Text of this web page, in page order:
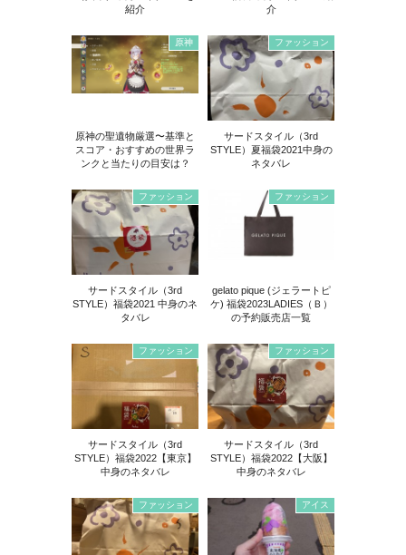
紹介
介
原神
原神の聖遺物厳選〜基準と
スコア・おすすめの世界ラ
ンクと当たりの目安は？
ファッション
サードスタイル（3rd
STYLE）夏福袋2021中身の
ネタバレ
ファッション
サードスタイル（3rd
STYLE）福袋2021 中身のネ
タバレ
ファッション
gelato pique (ジェラートピ
ケ) 福袋2023LADIES（Ｂ）
の予約販売店一覧
ファッション
サードスタイル（3rd
STYLE）福袋2022【東京】
中身のネタバレ
ファッション
サードスタイル（3rd
STYLE）福袋2022【大阪】
中身のネタバレ
ファッション アイス